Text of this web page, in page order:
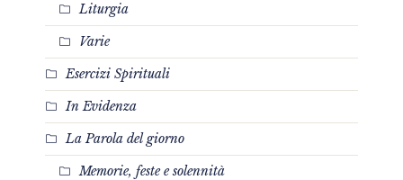
Liturgia
Varie
Esercizi Spirituali
In Evidenza
La Parola del giorno
Memorie, feste e solennità